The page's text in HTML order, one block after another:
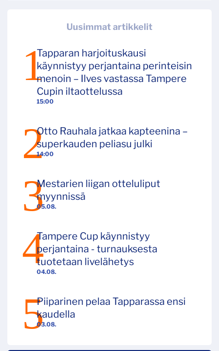
Uusimmat artikkelit
15:00
Tapparan harjoituskausi
käynnistyy perjantaina perinteisin
menoin – Ilves vastassa Tampere
Cupin iltaottelussa
14:00
Otto Rauhala jatkaa kapteenina –
superkauden peliasu julki
05.08.
Mestarien liigan otteluliput
myynnissä
04.08.
Tampere Cup käynnistyy
perjantaina - turnauksesta
tuotetaan livelähetys
03.08.
Piiparinen pelaa Tapparassa ensi
kaudella